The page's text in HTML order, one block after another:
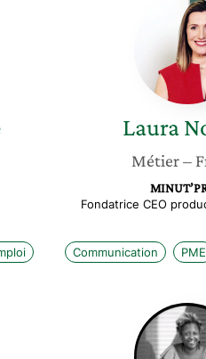
Laura
Métier–
Fondatrice CEO
Communication PME